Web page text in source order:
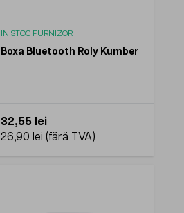
IN STOC FURNIZOR
Boxa Bluetooth Roly Kumber
32,55 lei
26,90 lei